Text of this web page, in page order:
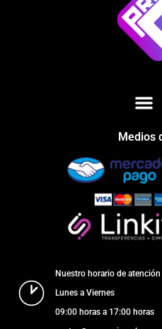
Medios
Nuestro horario de
Lunes a Viernes
09:00 horas a 17:00 horas